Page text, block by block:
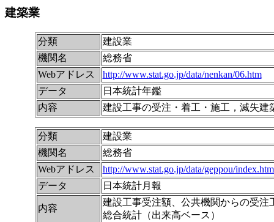
建築業
分類
建設業
機関名
総務省
Webアドレス
http://www.stat.go.jp/data/nenkan/06.htm
データ
日本統計年鑑
内容
建設工事の受注・着工・施工，滅失
分類
建設業
機関名
総務省
Webアドレス
http://www.stat.go.jp/data/geppou/
データ
日本統計月報
内容
建設工事受注額、公共機関からの受
総合統計（出来高ベース）